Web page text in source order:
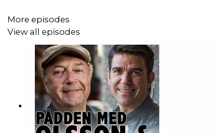
More episodes
View all episodes